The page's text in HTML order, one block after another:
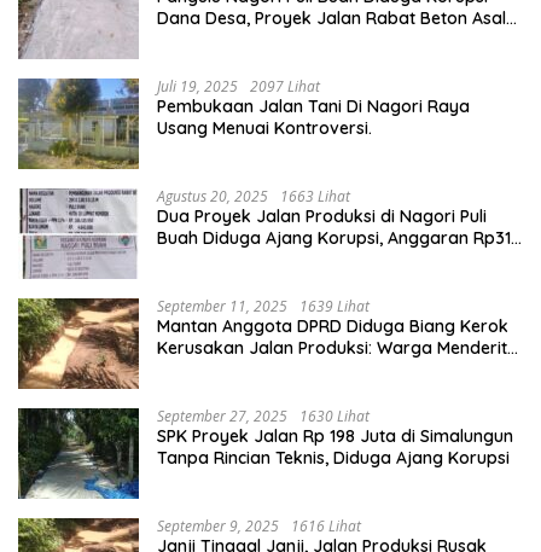
Dana Desa, Proyek Jalan Rabat Beton Asal
Juli 19, 2025 2097 Lihat
Pembukaan Jalan Tani Di Nagori Raya
Usang Menuai Kontroversi.
Agustus 20, 2025 1663 Lihat
Dua Proyek Jalan Produksi di Nagori Puli
Buah Diduga Ajang Korupsi, Anggaran Rp314
September 11, 2025 1639 Lihat
Mantan Anggota DPRD Diduga Biang Kerok
Kerusakan Jalan Produksi: Warga Menderita,
September 27, 2025 1630 Lihat
SPK Proyek Jalan Rp 198 Juta di Simalungun
Tanpa Rincian Teknis, Diduga Ajang Korupsi
September 9, 2025 1616 Lihat
Janji Tinggal Janji, Jalan Produksi Rusak